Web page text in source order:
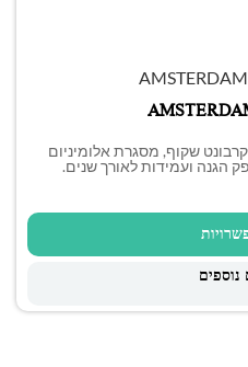
שקוף, מסגרת אלומיניום
הגנה ועמידות לאורך שנים.
נוספים